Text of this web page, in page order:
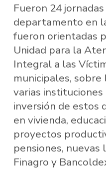
Fueron 24
departamento en
fueron orientadas
Unidad para la
Integral a las
municipales,
varias
inversión de estos
en vivienda,
proyectos
pensiones,
Finagro y